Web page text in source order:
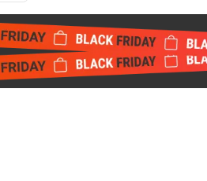
Fridayde Supermercados